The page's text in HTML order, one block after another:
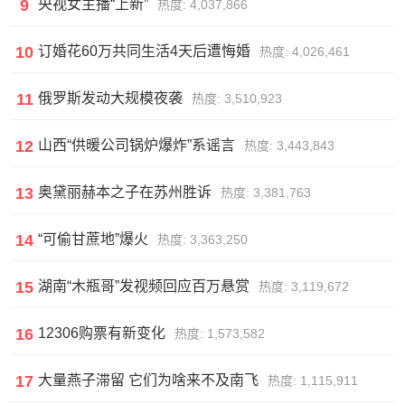
9 央视女主播“上新” 热度: 4,037,866
10 订婚花60万共同生活4天后遭悔婚 热度: 4,026,461
11 俄罗斯发动大规模夜袭 热度: 3,510,923
12 山西“供暖公司锅炉爆炸”系谣言 热度: 3,443,843
13 奥黛丽赫本之子在苏州胜诉 热度: 3,381,763
14 “可偷甘蔗地”爆火 热度: 3,363,250
15 湖南“木瓶哥”发视频回应百万悬赏 热度: 3,119,672
16 12306购票有新变化 热度: 1,573,582
17 大量燕子滞留 它们为啥来不及南飞 热度: 1,115,911